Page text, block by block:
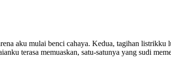
aku mulai benci cahaya. Kedua, tagihan
terasa memuaskan, satu-satunya yang sudi